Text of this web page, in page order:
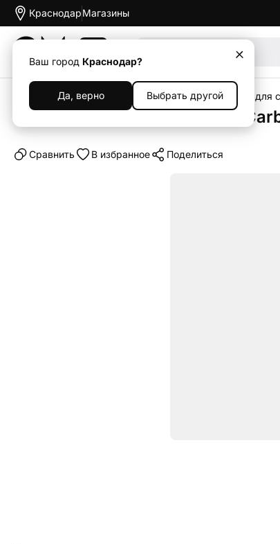
Краснодар
Ваш город Краснодар?
Да, верно Выбрать другой
Магазины
Каталог Аксессуары Чехлы Чехлы для
Клип-кейс (накладка) Luxo
Cравнить В избранное Поделиться